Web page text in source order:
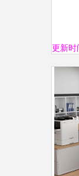
更新